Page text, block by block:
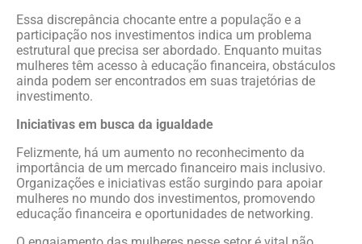
Essa discrepância chocante entre a população e a
participação nos investimentos indica um problema
estrutural que precisa ser abordado. Enquanto muitas
mulheres têm acesso à educação financeira, obstáculos
ainda podem ser encontrados em suas trajetórias de
investimento.
Iniciativas em busca da igualdade
Felizmente, há um aumento no reconhecimento da
importância de um mercado financeiro mais inclusivo.
Organizações e iniciativas estão surgindo para apoiar
mulheres no mundo dos investimentos, promovendo
educação financeira e oportunidades de networking.